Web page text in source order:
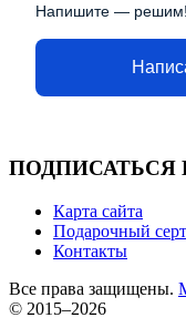
Напишите — решим!
ПОДПИСАТЬСЯ
Карта сайта
Подарочный
Контакты
Все права защищены.
© 2015–2026